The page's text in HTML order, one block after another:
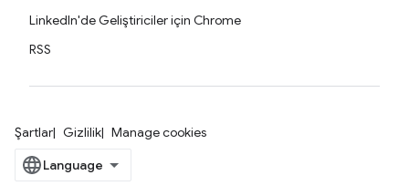
LinkedIn'de Geliştiriciler için Chrome
RSS
Şartlar Gizlilik Manage cookies